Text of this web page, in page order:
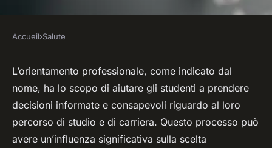
In che modo l'orientamento
professionale può influenzare
la scelta universitaria degli
studenti?
Accueil›Salute
L’orientamento professionale, come indicato dal
nome, ha lo scopo di aiutare gli studenti a prendere
decisioni informate e consapevoli riguardo al loro
percorso di studio e di carriera. Questo processo può
avere un’influenza significativa sulla scelta